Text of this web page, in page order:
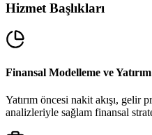
Loading...
Hizmet Başlıkları
Finansal Modelleme ve
Yatırım öncesi nakit akışı, gelir
analizleriyle sağlam finansal